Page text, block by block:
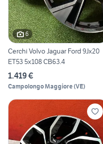
6
Cerchi Volvo Jaguar Ford 9Jx20
ET53 5x108 CB63.4
1.419 €
Campolongo Maggiore(VE)